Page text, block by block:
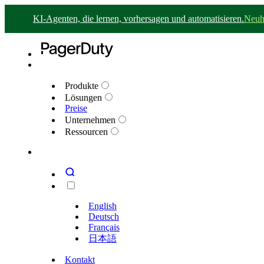
KI-Agenten, die lernen, vorhersagen und automatisieren.
Produkte
Lösungen
Preise
Unternehmen
Ressourcen
English
Deutsch
Français
日本語
Kontakt